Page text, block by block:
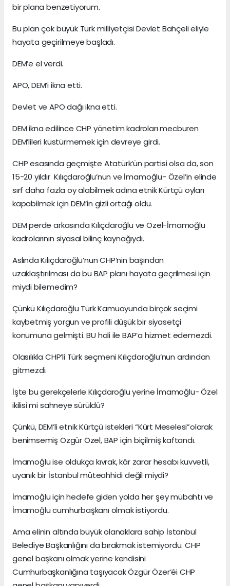
bir plana benzetiyorum.
Bu plan çok büyük Türk milliyetçisi Devlet Bahçeli eliyle
hayata geçirilmeye başladı.
DEM’e el verdi.
APO, DEM’i ikna etti.
Devlet ve APO dağı ikna etti.
DEM ikna edilince CHP yönetim kadroları mecburen
DEM’lileri küstürmemek için devreye girdi.
CHP esasında geçmişte Atatürk’ün partisi olsa da, son
15-20 yıldır Kılıçdaroğlu’nun ve İmamoğlu- Özel’in elinde
sırf daha fazla oy alabilmek adına etnik Kürtçü oyları
kapabilmek için DEM’in gizli ortağı oldu.
DEM perde arkasında Kılıçdaroğlu ve Özel-İmamoğlu
kadrolarının siyasal bilinç kaynağıydı.
Aslında Kılıçdaroğlu’nun CHP’nin başından
uzaklaştırılması da bu BAP planı hayata geçrilmesi için
miydi bilemedim?
Çünkü Kılıçdaroğlu Türk Kamuoyunda birçok seçimi
kaybetmiş yorgun ve profili düşük bir siyasetçi
konumuna gelmişti. BU hali ile BAP’a hizmet edemezdi.
Olasılıkla CHP’li Türk seçmeni Kılıçdaroğlu’nun ardından
gitmezdi.
İşte bu gerekçelerle Kılıçdaroğlu yerine İmamoğlu- Özel
ikilisi mi sahneye sürüldü?
Çünkü, DEM’li etnik Kürtçü istekleri “Kürt Meselesi”olarak
benimsemiş Özgür Özel, BAP için biçilmiş kaftandı.
İmamoğlu ise oldukça kıvrak, kâr zarar hesabı kuvvetli,
uyanık bir İstanbul müteahhidi değil miydi?
İmamoğlu için hedefe giden yolda her şey mübahtı ve
İmamoğlu cumhurbaşkanı olmak istiyordu.
Ama elinin altında büyük olanaklara sahip İstanbul
Belediye Başkanlığını da bırakmak istemiyordu. CHP
genel başkanı olmak yerine kendisini
Cumhurbaşkanlığına taşıyacak Özgür Özer’éi CHP